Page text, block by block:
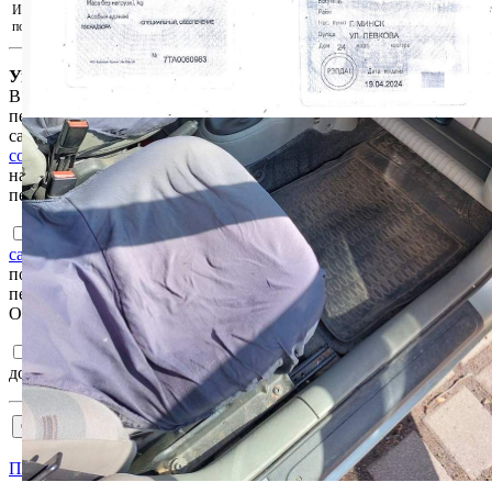
Иные документы, подтверждающие
полномочия на участие в аукционе
Прикрепить иные документы...
Уважаемый пользователь!
В соответствии с Законом Республики Беларусь «О защите
персональных данных» для продолжения работы на интернет-
сайте e-auction.by просим ознакомиться сПользовательским
соглашением интернет-сайта e-auction.by
и выразить согласие
на обработку информации о пользователе, в том числе
персональных данных.
Ознакомлен с
Пользовательским соглашением интернет-
сайта e-auction.by
и согласен с обработкой информации о
пользователе, в том числе персональных данных, а также их
передачей, в том числе трансграничной, в соответствии с ним.
Ознакомлен и согласен с Регламентом и Соглашением
Подтверждаю достоверность сведений, указанных в
документах на участия в торгах.
Пройти аккредитацию